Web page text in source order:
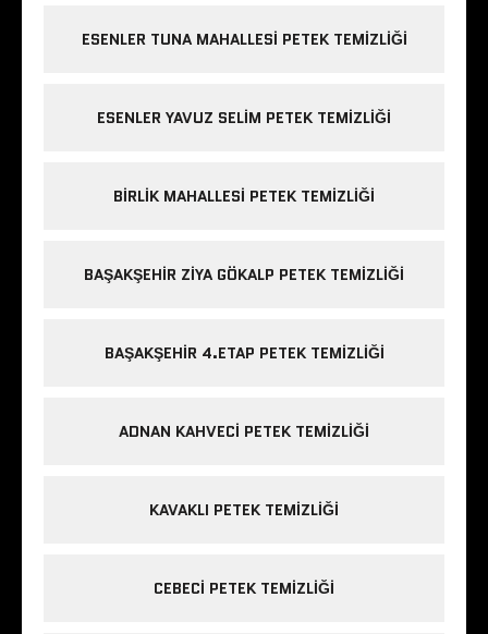
ESENLER TUNA MAHALLESI PETEK TEMIZLIĞI
ESENLER YAVUZ SELIM PETEK TEMIZLIĞI
BIRLIK MAHALLESI PETEK TEMIZLIĞI
BAŞAKŞEHIR ZIYA GÖKALP PETEK TEMIZLIĞI
BAŞAKŞEHIR 4.ETAP PETEK TEMIZLIĞI
ADNAN KAHVECI PETEK TEMIZLIĞI
KAVAKLI PETEK TEMIZLIĞI
CEBECI PETEK TEMIZLIĞI